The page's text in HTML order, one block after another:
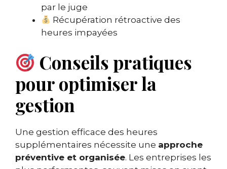
par le juge
Récupération rétroactive des
heures impayées
Conseils pratiques
pour optimiser la
gestion
Une gestion efficace des heures
supplémentaires nécessite une approche
préventive et organisée. Les entreprises les